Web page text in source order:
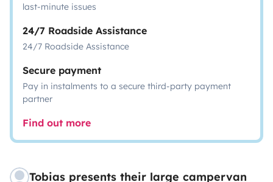
last-minute issues
24/7 Roadside Assistance
24/7 Roadside Assistance
Secure payment
Pay in instalments to a secure third-party payment
partner
Find out more
Tobias presents their large campervan